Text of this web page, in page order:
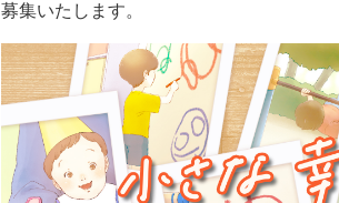
募集いたします。